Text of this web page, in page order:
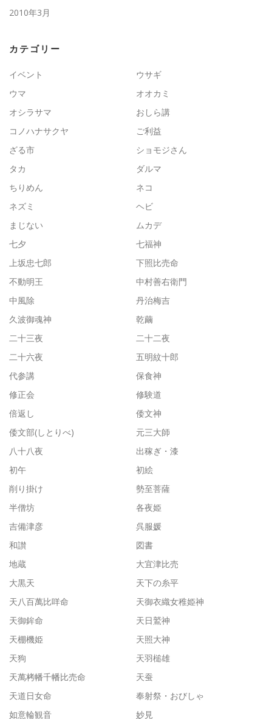
2010年3月
カテゴリー
イベント
ウサギ
ウマ
オオカミ
オシラサマ
おしら講
コノハナサクヤ
ご利益
ざる市
ショモジさん
タカ
ダルマ
ちりめん
ネコ
ネズミ
ヘビ
まじない
ムカデ
七夕
七福神
上坂忠七郎
下照比売命
不動明王
中村善右衛門
中風除
丹治梅吉
久波御魂神
乾繭
二十三夜
二十二夜
二十六夜
五明紋十郎
代参講
保食神
修正会
修験道
倍返し
倭文神
倭文部(しとりべ)
元三大師
八十八夜
出稼ぎ・漆
初午
初絵
削り掛け
勢至菩薩
半僧坊
各夜姫
吉備津彦
呉服媛
和讃
図書
地蔵
大宜津比売
大黒天
天下の糸平
天八百萬比咩命
天御衣織女稚姫神
天御鉾命
天日鷲神
天棚機姫
天照大神
天狗
天羽槌雄
天萬栲幡千幡比売命
天蚕
天道日女命
奉射祭・おびしゃ
如意輪観音
妙見